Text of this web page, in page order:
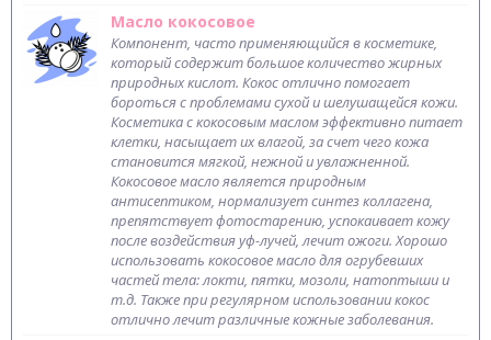
Масло кокосовое
Компонент, часто применяющийся в косметике,
который содержит большое количество жирных
природных кислот. Кокос отлично помогает
бороться с проблемами сухой и шелушащейся кожи.
Косметика с кокосовым маслом эффективно питает
клетки, насыщает их влагой, за счет чего кожа
становится мягкой, нежной и увлажненной.
Кокосовое масло является природным
антисептиком, нормализует синтез коллагена,
препятствует фотостарению, успокаивает кожу
после воздействия уф-лучей, лечит ожоги. Хорошо
использовать кокосовое масло для огрубевших
частей тела: локти, пятки, мозоли, натоптыши и
т.д. Также при регулярном использовании кокос
отлично лечит различные кожные заболевания.